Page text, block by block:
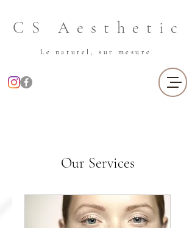
CS Aesthetic
Le naturel, sur mesure.
Our Services